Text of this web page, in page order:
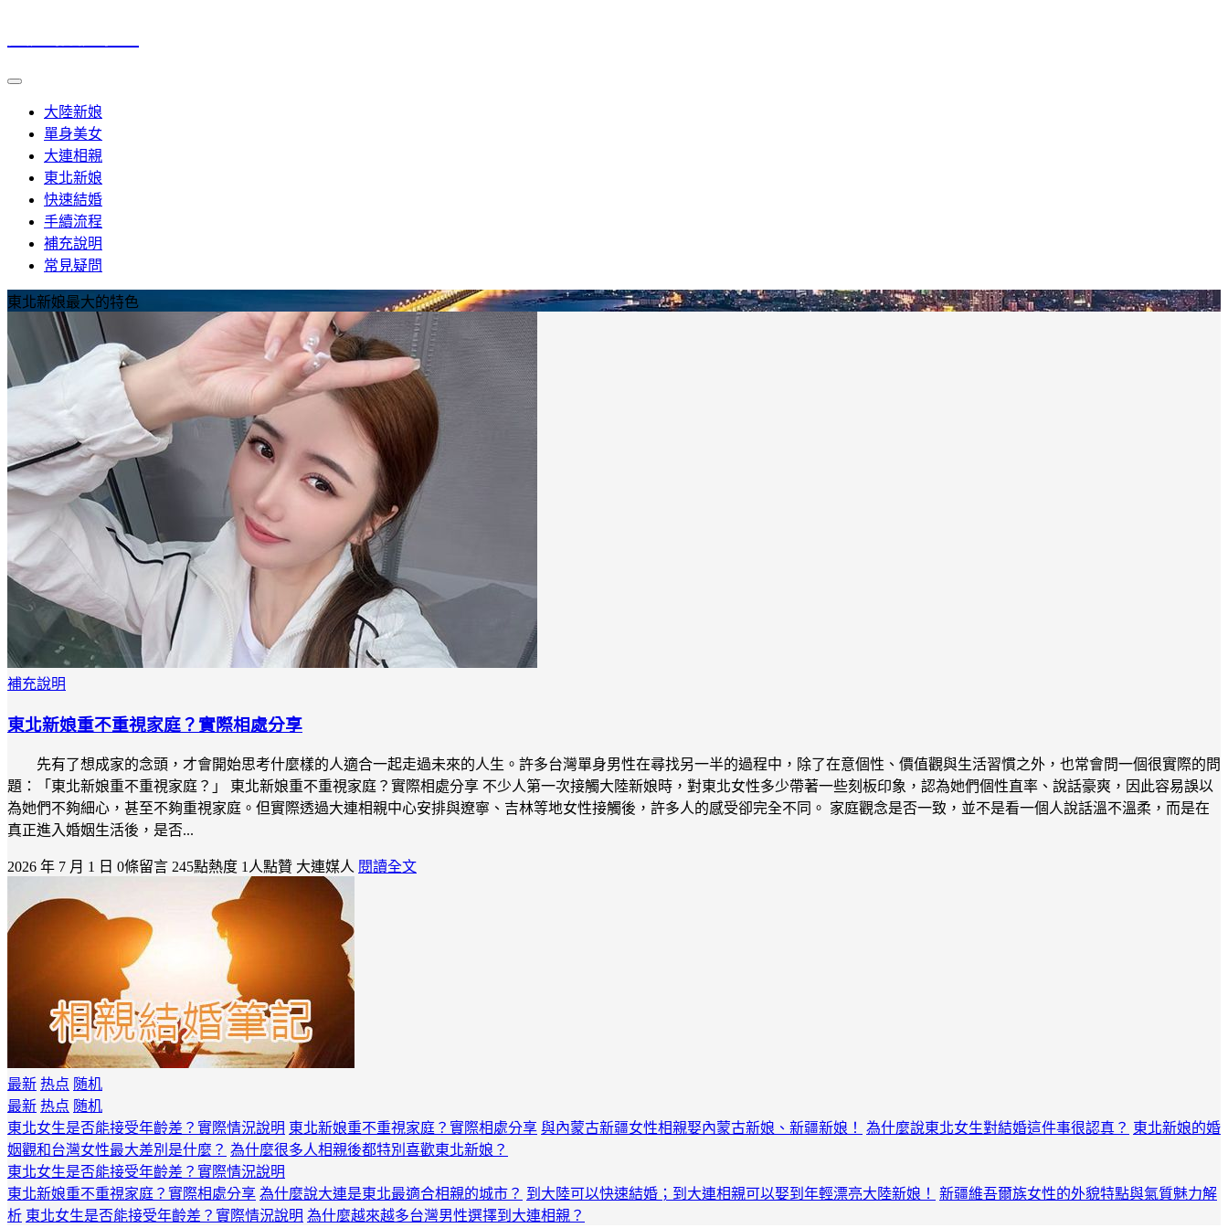
大陸新娘
單身美女
大連相親
東北新娘
快速結婚
手續流程
補充說明
常見疑問
東北新娘最大的特色
補充說明
東北新娘重不重視家庭？實際相處分享
先有了想成家的念頭，才會開始思考什麼樣的人適合一起走過未來的人生。許多台灣單身男性在尋找另一半的過程中，除了在意個性、價值觀與生活習慣之外，也常會問一個很實際的問
題：「東北新娘重不重視家庭？」 東北新娘重不重視家庭？實際相處分享 不少人第一次接觸大陸新娘時，對東北女性多少帶著一些刻板印象，認為她們個性直率、說話豪爽，因此容易誤以
為她們不夠細心，甚至不夠重視家庭。但實際透過大連相親中心安排與遼寧、吉林等地女性接觸後，許多人的感受卻完全不同。 家庭觀念是否一致，並不是看一個人說話溫不溫柔，而是在
真正進入婚姻生活後，是否...
2026 年 7 月 1 日 0條留言 245點熱度 1人點贊 大連媒人 閱讀全文
最新 热点 随机
最新 热点 随机
東北女生是否能接受年齡差？實際情況說明 東北新娘重不重視家庭？實際相處分享 與內蒙古新疆女性相親娶內蒙古新娘、新疆新娘！ 為什麼說東北女生對結婚這件事很認真？ 東北新娘的婚
姻觀和台灣女性最大差別是什麼？ 為什麼很多人相親後都特別喜歡東北新娘？
東北女生是否能接受年齡差？實際情況說明
東北新娘重不重視家庭？實際相處分享 為什麼說大連是東北最適合相親的城市？ 到大陸可以快速結婚；到大連相親可以娶到年輕漂亮大陸新娘！
新疆維吾爾族女性的外貌特點與氣質魅力解
析 東北女生是否能接受年齡差？實際情況說明 為什麼越來越多台灣男性選擇到大連相親？